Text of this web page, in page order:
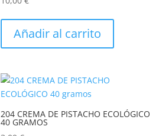
Añadir al carrito
204 CREMA DE PISTACHO ECOLÓGICO
40 GRAMOS